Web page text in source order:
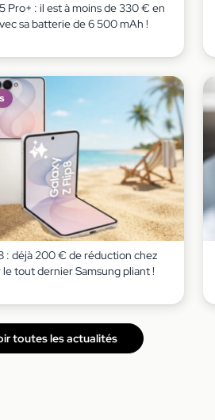
Pro+ : il est à moins de 330 € en
sa batterie de 6 500 mAh !
: déjà 200 € de réduction chez
tout dernier Samsung pliant !
toutes les actualités